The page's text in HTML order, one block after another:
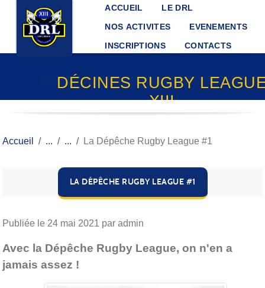
ACCUEIL
LE DRL
NOS ACTIVITES
EVENEMENTS
INSCRIPTIONS
CONTACTS
DÉCINES RUGBY
XIII
Accueil La Dépêche Rugby League #1
LA DÉPÊCHE RUGBY LEAGUE #1
Publiée le 24 mai 2021 par admin
Avec la Dépêche Rugby League, on n'en a
jamais assez !
Panneau de gestion des cookies